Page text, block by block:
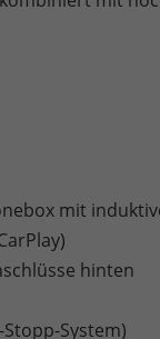
mit
hinten
System)